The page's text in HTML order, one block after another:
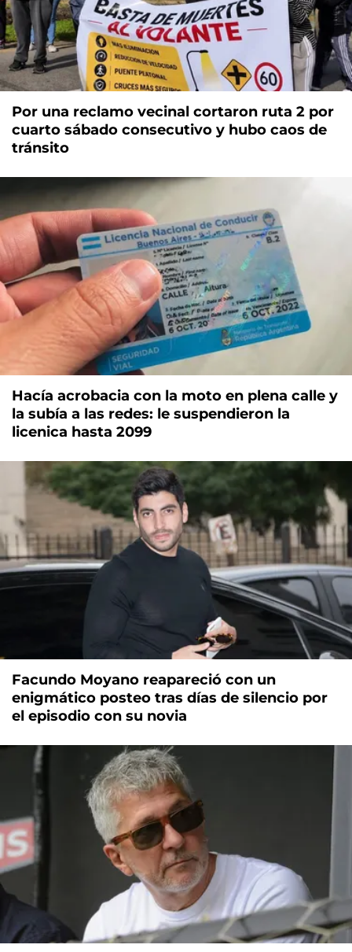
Por una reclamo vecinal cortaron ruta 2 por
cuarto sábado consecutivo y hubo caos de
tránsito
Hacía acrobacia con la moto en plena calle y
la subía a las redes: le suspendieron la
licenica hasta 2099
Facundo Moyano reapareció con un
enigmático posteo tras días de silencio por
el episodio con su novia